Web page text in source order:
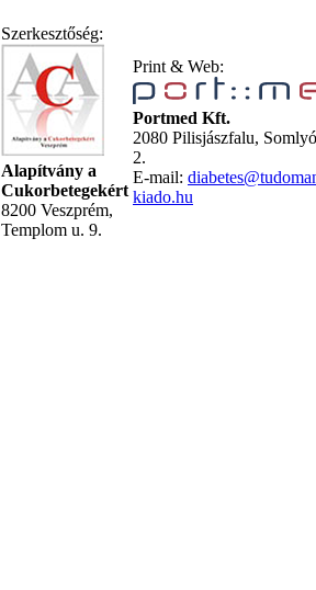
Szerkesztőség:
Alapítvány a
Cukorbetegekért
8200 Veszprém,
Templom u. 9.
Print & Web:
Portmed Kft.
2080 Pilisjászfalu,
2.
E-mail:
kiado.hu